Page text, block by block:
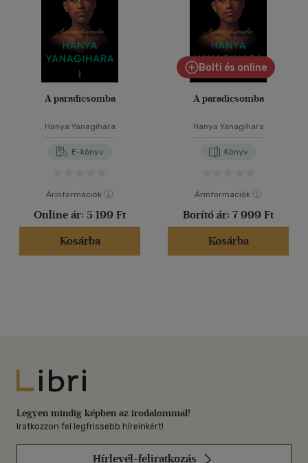
A paradicsomba
Hanya Yanagihara
E-könyv
Árinformációk
Online ár: 5 199 Ft
Kosárba
Bolti és online
A paradicsomba
Hanya Yanagihara
Könyv
Árinformációk
Borító ár: 7 999 Ft
Kosárba
Libri
Legyen mindig képben az irodalommal!
Iratkozzon fel legfrissebb híreinkért!
Hírlevél-feliratkozás